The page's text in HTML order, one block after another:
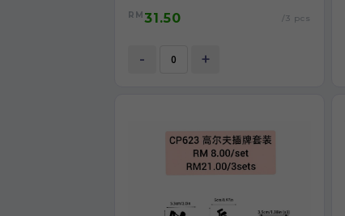
RM31.50 /3 pcs
- +